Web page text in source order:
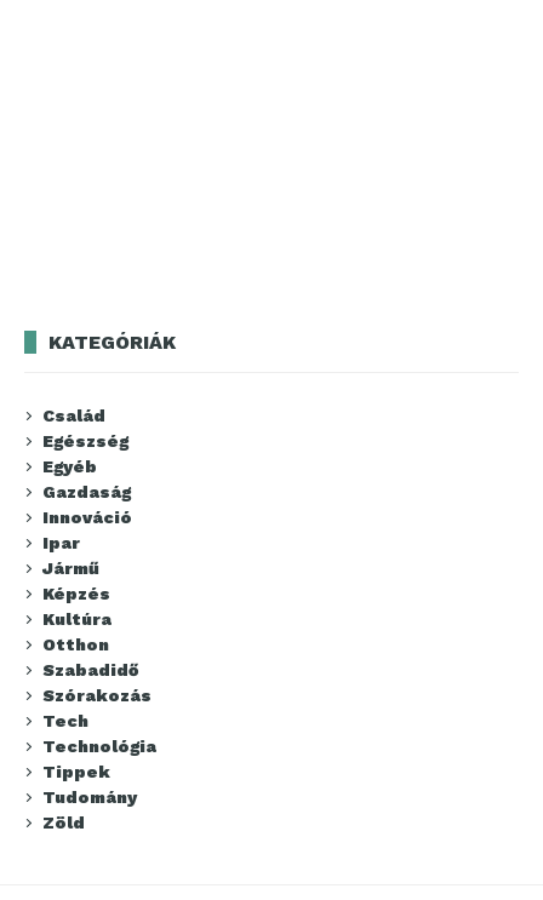
KATEGÓRIÁK
Család
Egészség
Egyéb
Gazdaság
Innováció
Ipar
Jármű
Képzés
Kultúra
Otthon
Szabadidő
Szórakozás
Tech
Technológia
Tippek
Tudomány
Zöld